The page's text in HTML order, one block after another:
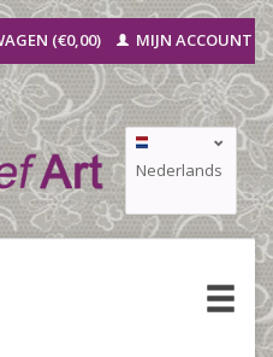
(€0,00) MIJN ACCOUNT
Nederlands
Deutsch